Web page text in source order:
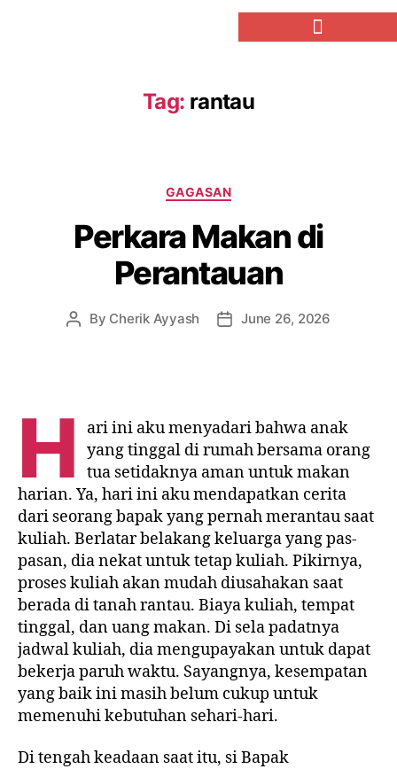
Tag: rantau
GAGASAN
Perkara Makan di
Perantauan
By Cherik Ayyash June 26, 2026
H
ari ini aku menyadari bahwa anak
yang tinggal di rumah bersama orang
tua setidaknya aman untuk makan
harian. Ya, hari ini aku mendapatkan cerita
dari seorang bapak yang pernah merantau saat
kuliah. Berlatar belakang keluarga yang pas-
pasan, dia nekat untuk tetap kuliah. Pikirnya,
proses kuliah akan mudah diusahakan saat
berada di tanah rantau. Biaya kuliah, tempat
tinggal, dan uang makan. Di sela padatnya
jadwal kuliah, dia mengupayakan untuk dapat
bekerja paruh waktu. Sayangnya, kesempatan
yang baik ini masih belum cukup untuk
memenuhi kebutuhan sehari-hari.
Di tengah keadaan saat itu, si Bapak